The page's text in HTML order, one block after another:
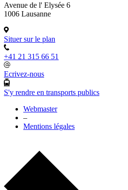
Avenue de l' Elysée 6
1006 Lausanne
Situer sur le plan
+41 21 315 66 51
Ecrivez-nous
S'y rendre en transports publics
Webmaster
–
Mentions légales